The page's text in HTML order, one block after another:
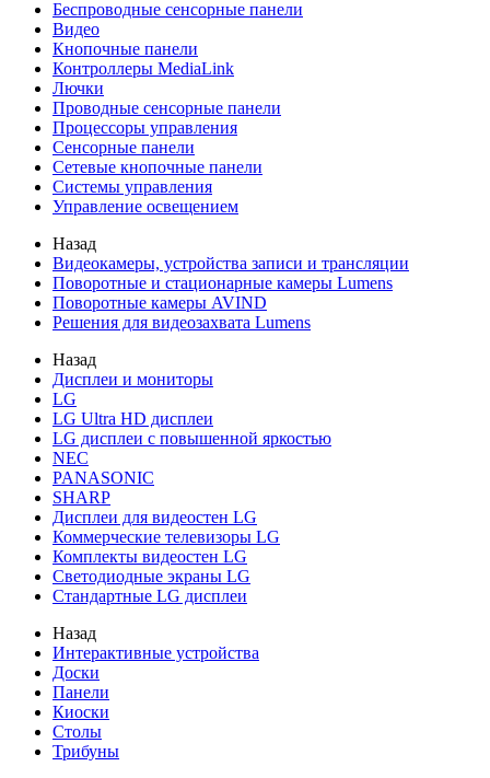
Беспроводные сенсорные панели
Видео
Кнопочные панели
Контроллеры MediaLink
Лючки
Проводные сенсорные панели
Процессоры управления
Сенсорные панели
Сетевые кнопочные панели
Системы управления
Управление освещением
Назад
Видеокамеры, устройства записи и трансляции
Поворотные и стационарные камеры Lumens
Поворотные камеры AVIND
Решения для видеозахвата Lumens
Назад
Дисплеи и мониторы
LG
LG Ultra HD дисплеи
LG дисплеи с повышенной яркостью
NEC
PANASONIC
SHARP
Дисплеи для видеостен LG
Коммерческие телевизоры LG
Комплекты видеостен LG
Светодиодные экраны LG
Стандартные LG дисплеи
Назад
Интерактивные устройства
Доски
Панели
Киоски
Столы
Трибуны